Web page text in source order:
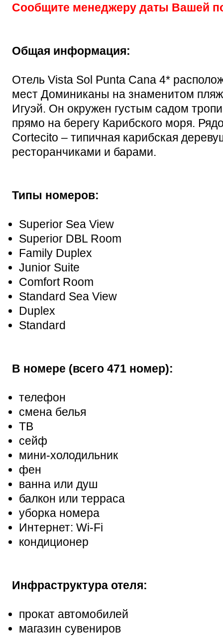
Сообщите менеджеру даты Вашей
Общая информация:
Отель Vista Sol Punta Cana 4*
мест Доминиканы на знаменитом
Игуэй. Он окружен густым садом
прямо на берегу Карибского моря.
Cortecito – типичная карибская
ресторанчиками и барами.
Типы номеров:
Superior Sea View
Superior DBL Room
Family Duplex
Junior Suite
Comfort Room
Standard Sea View
Duplex
Standard
В номере (всего 471 номер):
телефон
смена белья
ТВ
сейф
мини-холодильник
фен
ванна или душ
балкон или терраса
уборка номера
Интернет: Wi-Fi
кондиционер
Инфраструктура отеля:
прокат автомобилей
магазин сувениров